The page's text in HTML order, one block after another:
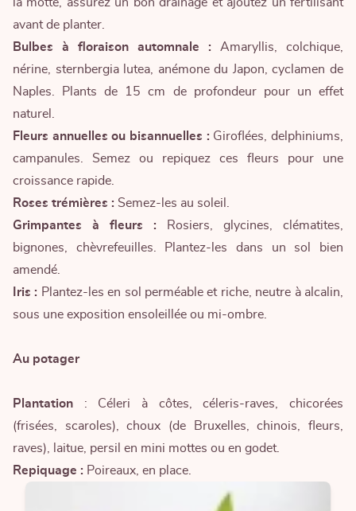
avant de planter.
Bulbes à floraison automnale : Amaryllis, colchique,
nérine, sternbergia lutea, anémone du Japon, cyclamen de
Naples. Plants de 15 cm de profondeur pour un effet
naturel.
Fleurs annuelles ou bisannuelles : Giroflées, delphiniums,
campanules. Semez ou repiquez ces fleurs pour une
croissance rapide.
Roses trémières : Semez-les au soleil.
Grimpantes à fleurs : Rosiers, glycines, clématites,
bignones, chèvrefeuilles. Plantez-les dans un sol bien
amendé.
Iris : Plantez-les en sol perméable et riche, neutre à alcalin,
sous une exposition ensoleillée ou mi-ombre.
Au potager
Plantation : Céleri à côtes, céleris-raves, chicorées
(frisées, scaroles), choux (de Bruxelles, chinois, fleurs,
raves), laitue, persil en mini mottes ou en godet.
Repiquage : Poireaux, en place.